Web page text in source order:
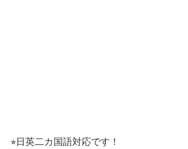
⭐︎日英二カ国語対応です！